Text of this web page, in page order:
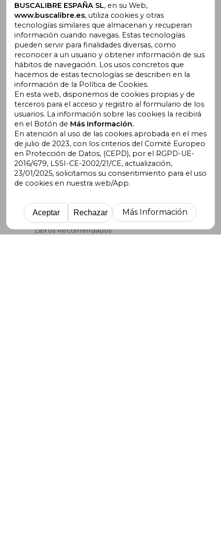
Vender Libros en Buscalibre
Aviso legal
Políticas de Envío y Devolución
Política de Privacidad
Cómo Comprar
Nuestras Formas de Pago
Opiniones de Clientes
Seguridad Redes Sociales
Términos y Condiciones de Uso
Condiciones de Venta
Gastos de Envío
Lista de autores
Libros Recomendados
BUSCALIBRE ESPAÑA SL, en su Web,
www.buscalibre.es, utiliza cookies y otras
tecnologías similares que almacenan y recuperan
información cuando navegas. Estas tecnologías
pueden servir para finalidades diversas, como
reconocer a un usuario y obtener información de sus
hábitos de navegación. Los usos concretos que
hacemos de estas tecnologías se describen en la
información de la Política de Cookies.
En esta web, disponemos de cookies propias y de
terceros para el acceso y registro al formulario de los
usuarios. La información sobre las cookies la recibirá
en el Botón de Más Información.
En atención al uso de las cookies aprobada en el mes
de julio de 2023, con los criterios del Comité Europeo
en Protección de Datos, (CEPD), por el RGPD-UE-
2016/679, LSSI-CE-2002/21/CE, actualización,
23/01/2025, solicitamos su consentimiento para el uso
de cookies en nuestra web/App.
Aceptar Rechazar Más Información